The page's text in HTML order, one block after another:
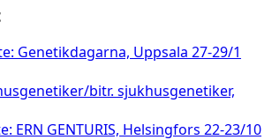
Genetikdagarna, Uppsala 27-29/1
bitr. sjukhusgenetiker,
ERN GENTURIS, Helsingfors 22-23/10